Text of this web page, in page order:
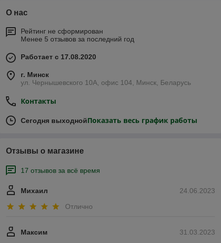
О нас
Рейтинг не сформирован
Менее 5 отзывов за последний год
Работает с 17.08.2020
г. Минск
ул. Чернышевского 10А, офис 104, Минск, Беларусь
Контакты
Сегодня выходнойПоказать весь график работы
Отзывы о магазине
17 отзывов за всё время
24.06.2023
Михаил
Отлично
31.03.2023
Максим